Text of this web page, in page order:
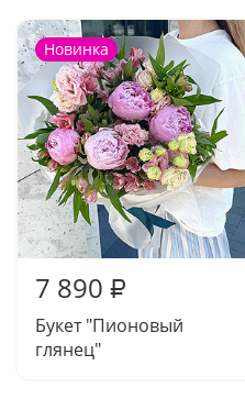
Новинка
7 890 ₽
Букет "Пионовый
глянец"